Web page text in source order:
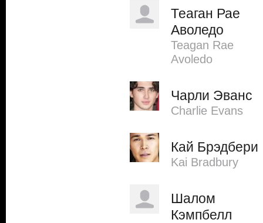
Теаган Рае
Аволедо
Teagan Rae
Avoledo
Чарли Эванс
Charlie Evans
Кай Брэдбери
Kai Bradbury
Шалом
Кэмпбелл